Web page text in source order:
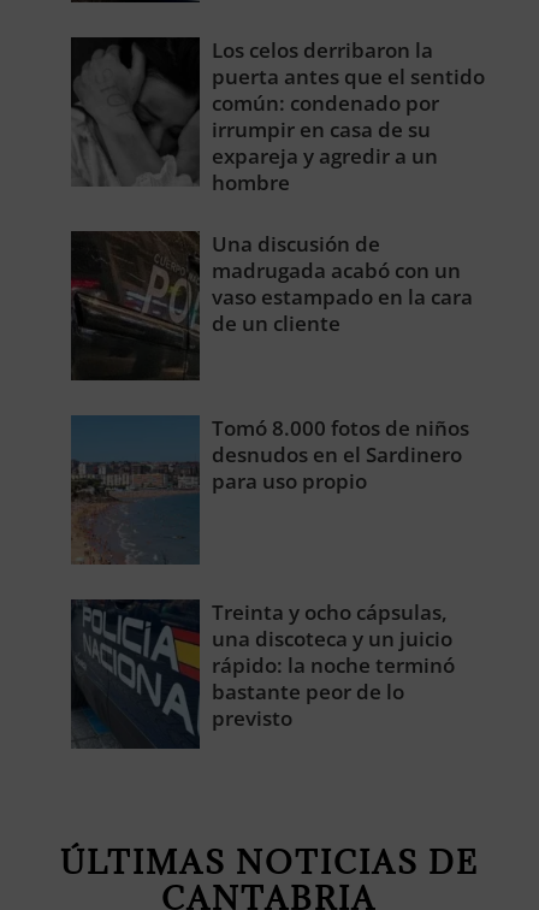
Los celos derribaron la
puerta antes que el sentido
común: condenado por
irrumpir en casa de su
expareja y agredir a un
hombre
Una discusión de
madrugada acabó con un
vaso estampado en la cara
de un cliente
Tomó 8.000 fotos de niños
desnudos en el Sardinero
para uso propio
Treinta y ocho cápsulas,
una discoteca y un juicio
rápido: la noche terminó
bastante peor de lo
previsto
ÚLTIMAS NOTICIAS DE
CANTABRIA